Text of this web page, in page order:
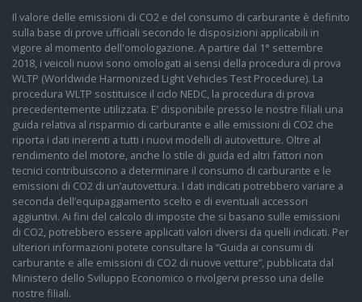
Il valore delle emissioni di CO2 e del consumo di carburante è definito
sulla base di prove ufficiali secondo le disposizioni applicabili in
vigore al momento dell'omologazione. A partire dal 1° settembre
2018, i veicoli nuovi sono omologati ai sensi della procedura di prova
WLTP (Worldwide Harmonized Light Vehicles Test Procedure). La
procedura WLTP sostituisce il ciclo NEDC, la procedura di prova
precedentemente utilizzata. E’ disponibile presso le nostre filiali una
guida relativa al risparmio di carburante e alle emissioni di CO2 che
riporta i dati inerenti a tutti i nuovi modelli di autovetture. Oltre al
rendimento del motore, anche lo stile di guida ed altri fattori non
tecnici contribuiscono a determinare il consumo di carburante e le
emissioni di CO2 di un’autovettura. I dati indicati potrebbero variare a
seconda dell’equipaggiamento scelto e di eventuali accessori
aggiuntivi. Ai fini del calcolo di imposte che si basano sulle emissioni
di CO2, potrebbero essere applicati valori diversi da quelli indicati. Per
ulteriori informazioni potete consultare la “Guida ai consumi di
carburante e alle emissioni di CO2 di nuove vetture”, pubblicata dal
Ministero dello Sviluppo Economico o rivolgervi presso una delle
nostre filiali.